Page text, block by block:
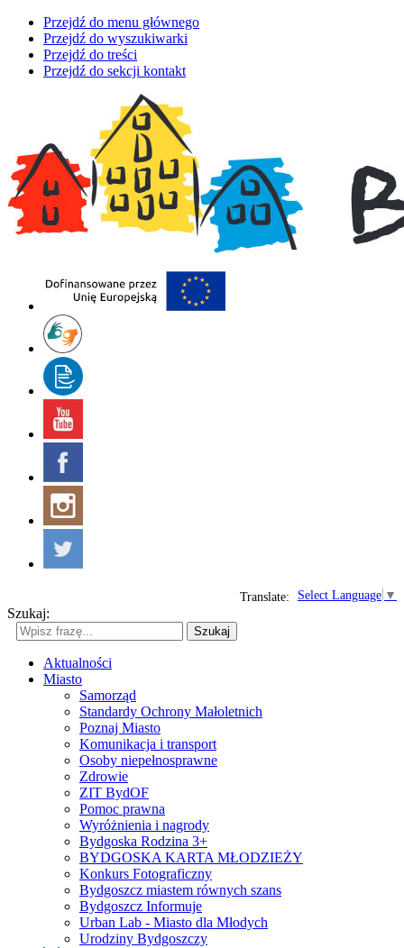
Przejdź do menu głównego
Przejdź do wyszukiwarki
Przejdź do treści
Przejdź do sekcji kontakt
Select Language ▼
Translate:
Szukaj:
Szukaj
Aktualności
Miasto
Samorząd
Standardy Ochrony Małoletnich
Poznaj Miasto
Komunikacja i transport
Osoby niepełnosprawne
Zdrowie
ZIT BydOF
Pomoc prawna
Wyróżnienia i nagrody
Bydgoska Rodzina 3+
BYDGOSKA KARTA MŁODZIEŻY
Konkurs Fotograficzny
Bydgoszcz miastem równych szans
Bydgoszcz Informuje
Urban Lab - Miasto dla Młodych
Urodziny Bydgoszczy